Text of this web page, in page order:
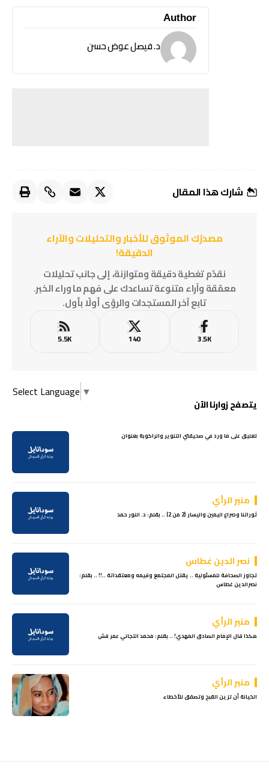
Author
د. فيصل عوض حسن
شارك هذا المقال
مصدرُك الموثوق للأخبار والتحليلات والآراء
الدقيقة!
نقدّم تغطية دقيقة ومتوازنة، إلى جانب تحليلات
معمّقة وآراء متنوعة تساعدك على فهم ما وراء الخبر.
تابع آخر المستجدات والرؤى أولًا بأول.
3.5K
140
5.5K
Select Language ▼
يتصفح زوارنا الآن
تعليق على ما ورد في صحيفتي التنوير والراكوبة بعنوان
منبر الرأي
ثوراتنا وصراع اليمين واليسار (2 من 2) .. بقلم: د. النور حمد
نصر الدين غطاس
تجاوز الصحافة للمسئولية .. يقتل المجتمع وقيمه ومعتقداتة ..!! .. بقلم:
نصرالدين غطاس
منبر الرأي
هكذا قال الإمام الصادق المهدي! .. بقلم: محمد التجاني عمر قش
منبر الرأي
الخيانة أن تزين القبح وتصفق للأخطاء